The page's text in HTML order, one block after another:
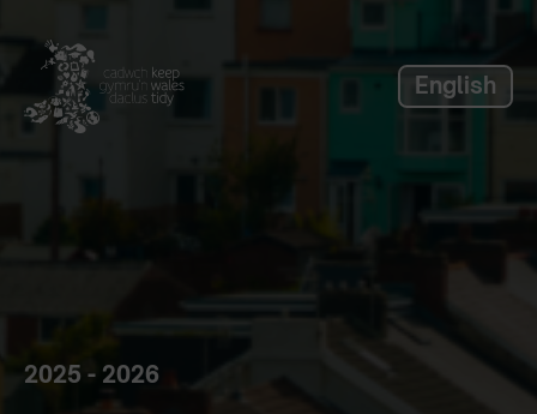
English
2025 - 2026